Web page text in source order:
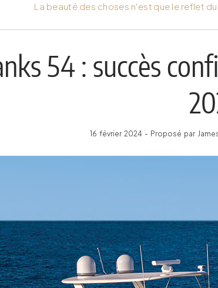
La beauté des choses n'est que le reflet
54 : succès
16 février 2024 - Proposé par